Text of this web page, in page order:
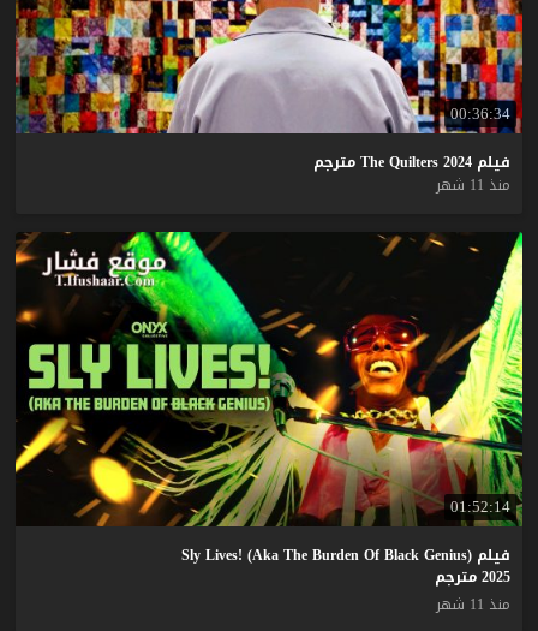
00:36:34
فيلم The Quilters 2024
مترجم
منذ 11 شهر
01:52:14
فيلم Sly Lives! (aka The Burden Of Black Genius)
2025 مترجم
منذ 11 شهر